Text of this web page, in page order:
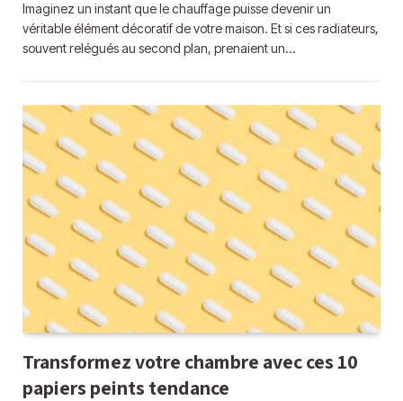
Imaginez un instant que le chauffage puisse devenir un
véritable élément décoratif de votre maison. Et si ces radiateurs,
souvent relégués au second plan, prenaient un…
Transformez votre chambre avec ces 10
papiers peints tendance